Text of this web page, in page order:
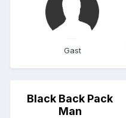
Gast
Black Back Pack
Man